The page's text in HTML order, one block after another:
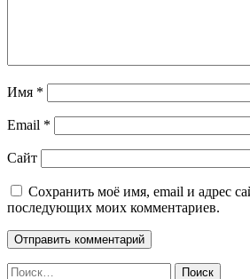
Имя *
Email *
Сайт
Сохранить моё имя, email и адрес
последующих моих комментариев.
Найти: